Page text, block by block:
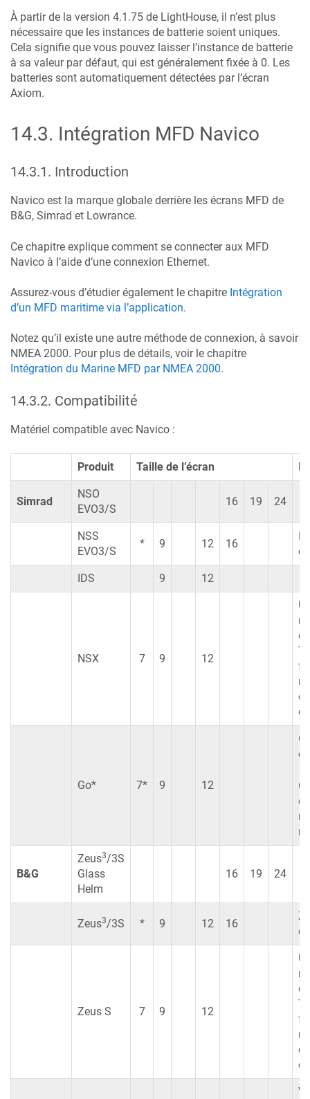
À partir de la version 4.1.75 de LightHouse, il n’est plus
nécessaire que les instances de batterie soient uniques.
Cela signifie que vous pouvez laisser l’instance de batterie
à sa valeur par défaut, qui est généralement fixée à 0. Les
batteries sont automatiquement détectées par l’écran
Axiom.
14.3. Intégration MFD Navico
14.3.1 . Introduction
Navico est la marque globale derrière les écrans MFD de
B&G, Simrad et Lowrance.
Ce chapitre explique comment se connecter aux MFD
Navico à l’aide d’une connexion Ethernet.
Assurez-vous d’étudier également le chapitre Intégration
d’un MFD maritime via l’application.
Notez qu’il existe une autre méthode de connexion, à savoir
NMEA 2000. Pour plus de détails, voir le chapitre
Intégration du Marine MFD par NMEA 2000.
14.3.2. Compatibilité
Matériel compatible avec Navico :
Produit Taille de l’écran
Simrad
NSO
EVO3/S
16 19 24
NSS
EVO3/S
* 9 12 16
IDS 9 12
NSX 7 9 12
Go* 7* 9 12
B&G
Zeus3/3S
Glass
Helm
16 19 24
Zeus3/3S * 9 12 16
Zeus S 7 9 12